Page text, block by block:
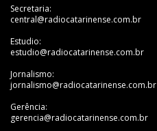
Secretaria:
central@radiocatarinense.com.br
Estudio:
estudio@radiocatarinense.com.br
Jornalismo:
jornalismo@radiocatarinense.com.br
Gerência:
gerencia@radiocatarinense.com.br